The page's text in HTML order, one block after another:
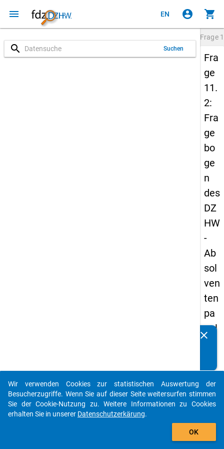
menu EN account_circle shopping_cart
search Suchen
Frage
Fra
ge
11.
2:
Fra
ge
bo
ge
n
des
DZ
HW
-
Ab
sol
ven
ten
pa
nel
13
-
ers
clear
auto_stories
add_shopping_cart
Wir verwenden Cookies zur statistischen Auswertung der
Besucherzugriffe. Wenn Sie auf dieser Seite weitersurfen stimmen
Sie der Cookie-Nutzung zu. Weitere Informationen zu Cookies
erhalten Sie in unserer Datenschutzerkärung.
OK